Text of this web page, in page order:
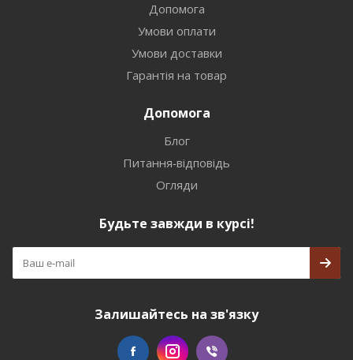
Допомога
Умови оплати
Умови доставки
Гарантія на товар
Допомога
Блог
Питання-відповідь
Огляди
Будьте завжди в курсі!
Залишайтесь на зв'язку